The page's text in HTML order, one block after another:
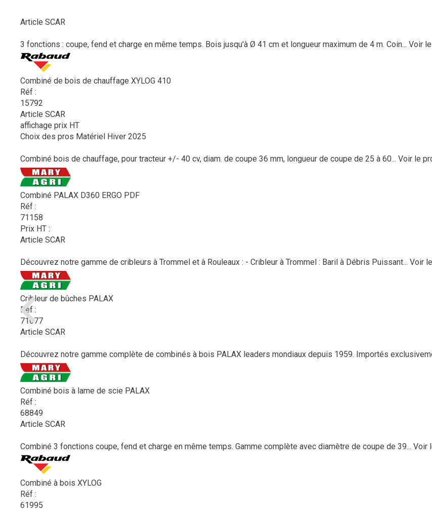
Article SCAR
3 fonctions : coupe, fend et charge en même temps. Bois jusqu'à Ø 41 cm et longueur maximum de 4 m. Coin... Voir
Combiné de bois de chauffage XYLOG 410
Réf :
15792
Article SCAR
affichage prix HT
Choix des pros Matériel Hiver 2025
Combiné bois de chauffage, pour tracteur +/- 40 cv, diam. de coupe 36 mm, longueur de coupe de 25 à 60... Voir le
Combiné PALAX D360 ERGO PDF
Réf :
71158
Prix HT :
Article SCAR
Découvrez notre gamme de cribleurs à Trommel et à Rouleaux : - Cribleur à Trommel : Baril à Débris Puissant... Voir
Cribleur de bûches PALAX
Réf :
71077
Article SCAR
Découvrez notre gamme complète de combinés à bois PALAX leaders mondiaux depuis 1959. Importés
Combiné bois à lame de scie PALAX
Réf :
68849
Article SCAR
Combiné 3 fonctions coupe, fend et charge en même temps. Gamme complète avec diamètre de coupe de 39... Voir
Combiné à bois XYLOG
Réf :
61995